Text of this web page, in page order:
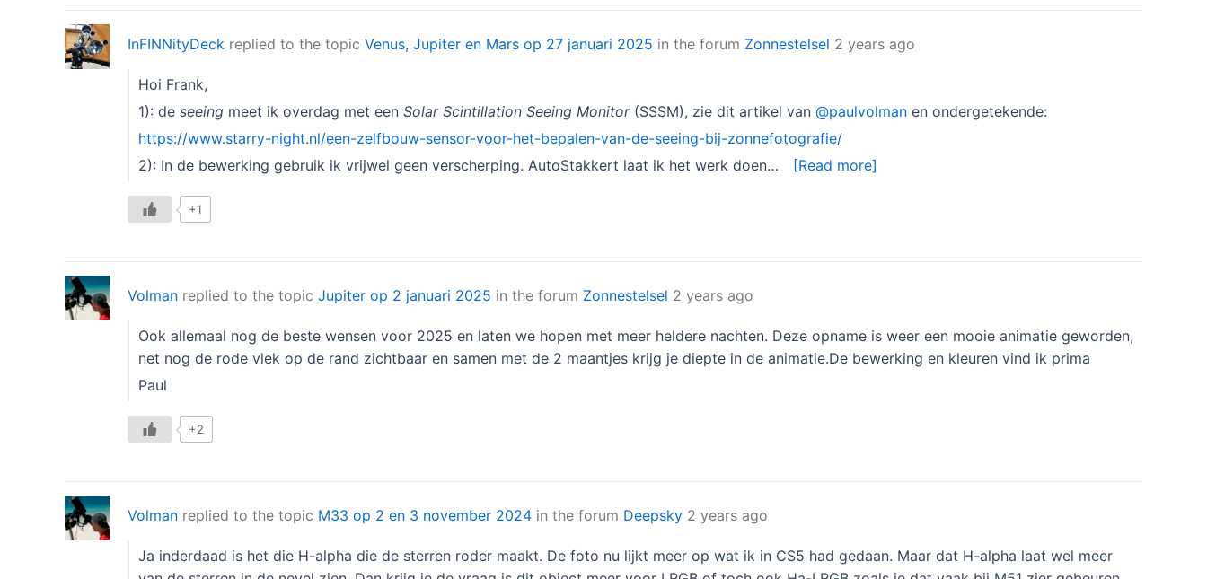
InFINNityDeck replied to the topic Venus, Jupiter en Mars op 27 januari 2025 in the forum Zonnestelsel 2 years ago
Hoi Frank,
1): de seeing meet ik overdag met een Solar Scintillation Seeing Monitor(SSSM), zie dit artikel van @paulvolman en ondergetekende:
https://www.starry-night.nl/een-zelfbouw-sensor-voor-het-bepalen-van-de-seeing-bij-zonnefotografie/
2): In de bewerking gebruik ik vrijwel geen verscherping. AutoStakkert laat ik het werk doen…
[Read more]
+1
Volman replied to the topic Jupiter op 2 januari 2025 in the forum Zonnestelsel 2 years ago
Ook allemaal nog de beste wensen voor 2025 en laten we hopen met meer heldere nachten. Deze opname is weer een mooie animatie geworden,
net nog de rode vlek op de rand zichtbaar en samen met de 2 maantjes krijg je diepte in de animatie.De bewerking en kleuren vind ik prima
Paul
+2
Volman replied to the topic M33 op 2 en 3 november 2024 in the forum Deepsky 2 years ago
Ja inderdaad is het die H-alpha die de sterren roder maakt. De foto nu lijkt meer op wat ik in CS5 had gedaan. Maar dat H-alpha laat wel meer